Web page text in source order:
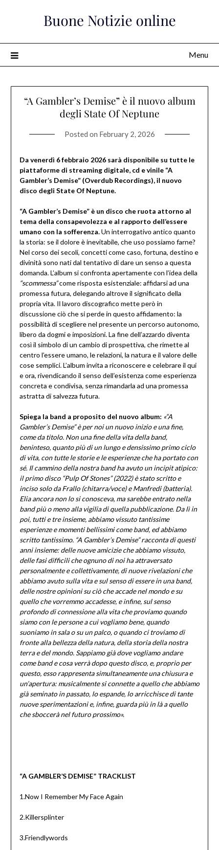
Buone Notizie online
Menu
“A Gambler’s Demise” è il nuovo album
degli State Of Neptune
Posted on February 2, 2026
Da venerdì 6 febbraio 2026 sarà disponibile su tutte le
piattaforme di streaming digitale, cd e vinile “A
Gambler’s Demise” (Overdub Recordings), il nuovo
disco degli State Of Neptune.
“A Gambler’s Demise” è un disco che ruota attorno al
tema della consapevolezza e al rapporto dell’essere
umano con la sofferenza.Un interrogativo antico quanto
la storia: se il dolore è inevitabile, che uso possiamo farne?
Nel corso dei secoli, concetti come caso, fortuna, destino e
divinità sono nati dal tentativo di dare un senso a questa
domanda. L’album si confronta apertamente con l’idea della
“scommessa”come risposta esistenziale: affidarsi ad una
promessa futura, delegando altrove il significato della
propria vita. Il lavoro discografico mette però in
discussione ciò che si perde in questo affidamento: la
possibilità di scegliere nel presente un percorso autonomo,
libero da dogmi e imposizioni. La fine dell’azzardo diventa
così il simbolo di un cambio di prospettiva, che rimette al
centro l’essere umano, le relazioni, la natura e il valore delle
cose semplici. L’album invita a riconoscere e celebrare il qui
e ora, rivendicando il senso dell’esistenza come esperienza
concreta e condivisa, senza rimandarla ad una promessa
astratta di salvezza futura.
Spiega la band a proposito del nuovo album: «“A
Gambler’s Demise” è per noi un nuovo inizio e una fine,
come da titolo. Non una fine della vita della band,
beninteso, quanto più di un lungo e densissimo primo ciclo
di vita, con tutte le storie e le esperienze che ha portato con
sé. Il cammino della nostra band ha avuto un incipit atipico:
il primo disco “Pulp Of Stones” (2022) è stato scritto e
inciso solo da Frallo (chitarra/voce) e Manfredi (batteria).
Elia ancora non lo si conosceva, ma sarebbe entrato nella
band più o meno alla vigilia di quella pubblicazione. Da lì in
poi, tutti e tre insieme, abbiamo vissuto tantissime
esperienze e momenti bellissimi come band, ed abbiamo
scritto tantissimo. “A Gambler’s Demise” racconta di questi
anni insieme: delle nuove amicizie che abbiamo vissuto,
delle fasi difficili che ognuno di noi ha attraversato
personalmente e collettivamente, di nuove rivelazioni che
abbiamo avuto sulla vita e sul senso di essere in una band,
delle nostre opinioni su ciò che accade nel mondo e su
quello che vorremmo accadesse, e infine, sul senso
profondo di connessione alla vita che proviamo quando
siamo con le persone a cui vogliamo bene, quando
suoniamo in sala o su un palco, o quando ci troviamo di
fronte alla bellezza della natura, della storia della nostra
terra e del mondo. Sappiamo già dove vogliamo andare
come band e cosa verrà dopo questo disco, e, proprio per
questo, esso rappresenta simultaneamente una chiusura e
un’apertura: musicalmente si connette a quello che abbiamo
già seminato in passato, lo espande, lo arricchisce di tante
nuove sperimentazioni e, infine, guarda più in là a quello
che sboccerà nel futuro prossimo».
“A GAMBLER’S DEMISE” TRACKLIST
1.Now I Remember My Face Again
2.Killersplinter
3.Friendlywords